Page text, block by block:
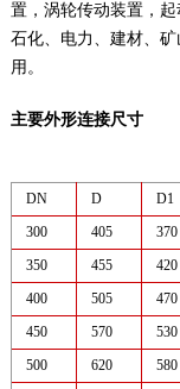
置，涡轮传动装置，起
石化、电力、建材、
用。
主要外形连接尺寸
DN D D1
300
405 370
350
455 420
400
505 470
450
570 530
500
620 580